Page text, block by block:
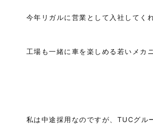
今年リガルに営業として入社してく
工場も一緒に車を楽しめる若いメカ
私は中途採用なのですが、TUCグル